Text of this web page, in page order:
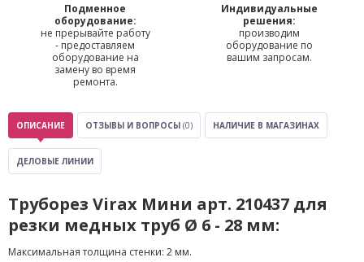
Подменное
оборудование:
не прерывайте работу
- предоставляем
оборудование на
замену во время
ремонта.
Индивидуальные
решения:
производим
оборудование по
вашим запросам.
ОПИСАНИЕ ОТЗЫВЫ И ВОПРОСЫ (0) НАЛИЧИЕ В МАГАЗИНАХ
ДЕЛОВЫЕ ЛИНИИ
Труборез Virax Мини арт. 210437 для
резки медных труб Ø 6 - 28 мм:
Максимальная толщина стенки: 2 мм.